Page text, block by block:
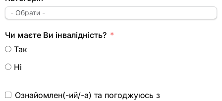
Чи маєте Ви інвалідність?
Так
Ні
Ознайомлен(-ий/-а) та погоджуюсь з